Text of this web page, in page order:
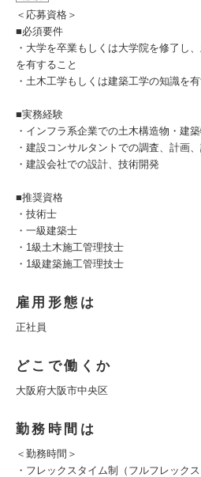
＜応募資格＞
■必須要件
・大学を卒業もしくは大学院を修了し
を有すること
・土木工学もしくは建築工学の知識を
■実務経験
・インフラ系企業での土木構造物・建
・建設コンサルタントでの調査、計画
・建設会社での設計、技術開発
■推奨資格
・技術士
・一級建築士
・1級土木施工管理技士
・1級建築施工管理技士
雇用形態は
正社員
どこで働くか
大阪府大阪市中央区
勤務時間は
＜勤務時間＞
・フレックスタイム制（フルフレックス